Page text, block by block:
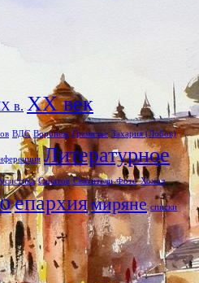
в. XX век
ВДС Воронеж Гремячье Захария (Лобов)
Литературное
Саратов Святители Фото Хохол
епархиямиряне списки